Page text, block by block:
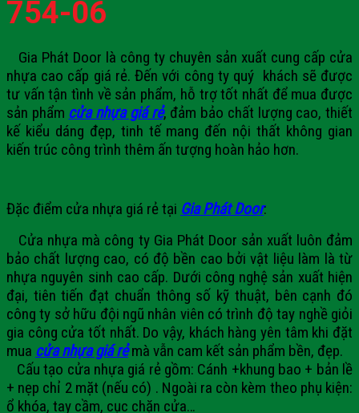
754-06
Gia Phát Door là công ty chuyên sản xuất cung cấp cửa
nhựa cao cấp giá rẻ. Đến với công ty quý khách sẽ được
tư vấn tận tình về sản phẩm, hỗ trợ tốt nhất để mua được
sản phẩm cửa nhựa giá rẻ, đảm bảo chất lượng cao, thiết
kế kiểu dáng đẹp, tinh tế mang đến nội thất không gian
kiến trúc công trình thêm ấn tượng hoàn hảo hơn.
Đặc điểm cửa nhựa giá rẻ tại Gia Phát Door:
Cửa nhựa mà công ty Gia Phát Door sản xuất luôn đảm
bảo chất lượng cao, có độ bền cao bởi vật liệu làm là từ
nhựa nguyên sinh cao cấp. Dưới công nghệ sản xuất hiện
đại, tiên tiến đạt chuẩn thông số kỹ thuật, bên cạnh đó
công ty sở hữu đội ngũ nhân viên có trình độ tay nghề giỏi
gia công cửa tốt nhất. Do vậy, khách hàng yên tâm khi đặt
mua cửa nhựa giá rẻmà vẫn cam kết sản phẩm bền, đẹp.
Cấu tạo cửa nhựa giá rẻ gồm: Cánh +khung bao + bản lề
+ nẹp chỉ 2 mặt (nếu có) . Ngoài ra còn kèm theo phụ kiện:
ổ khóa, tay cầm, cục chặn cửa…